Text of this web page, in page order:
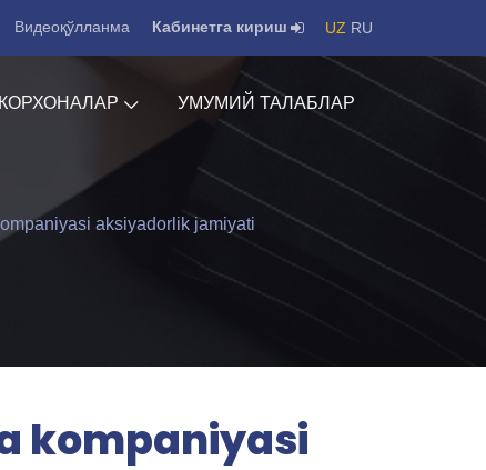
Видеоқўлланма Кабинетга кириш UZ RU
КОРХОНАЛАР УМУМИЙ ТАЛАБЛАР
aksiyadorlik jamiyati
kompaniyasi